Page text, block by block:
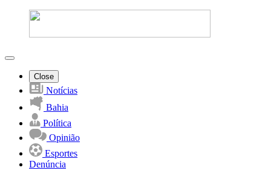
Close
Notícias
Bahia
Política
Opinião
Esportes
Denúncia